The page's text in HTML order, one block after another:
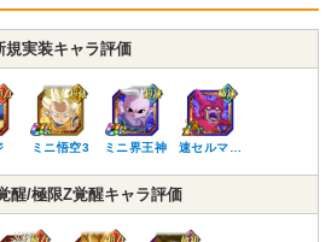
規実装キャラ評価
ミニ悟空3 ミニ界王神 速セルマ…
醒/極限Z覚醒キャラ評価